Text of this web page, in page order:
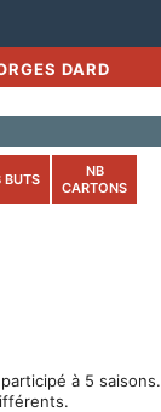
DARD
BUTS
NB
CARTONS
à 5 saisons.